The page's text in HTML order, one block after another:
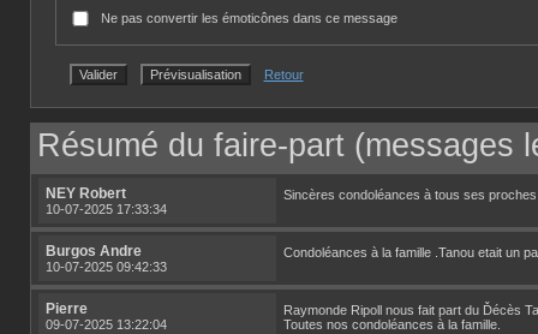
Ne pas convertir les émoticônes dans ce message
Retour
Résumé du faire-part (messages
NEY Robert
10-07-2025 17:33:34
Sincères condoléances à tous ses
Burgos Andre
10-07-2025 09:42:33
Condoléances à la famille .Tanou etait un
Pierre
09-07-2025 13:22:04
Raymonde Ripoll nous fait part du Ďécès
Toutes nos condoléances à la famille.